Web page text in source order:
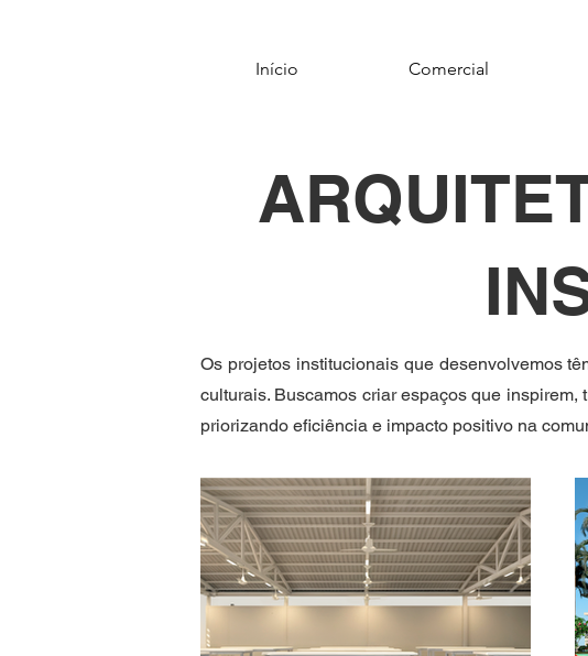
Início Comercial
Os projetos institucionais que desenvolvemos
culturais. Buscamos criar espaços que
priorizando eficiência e impacto positivo na